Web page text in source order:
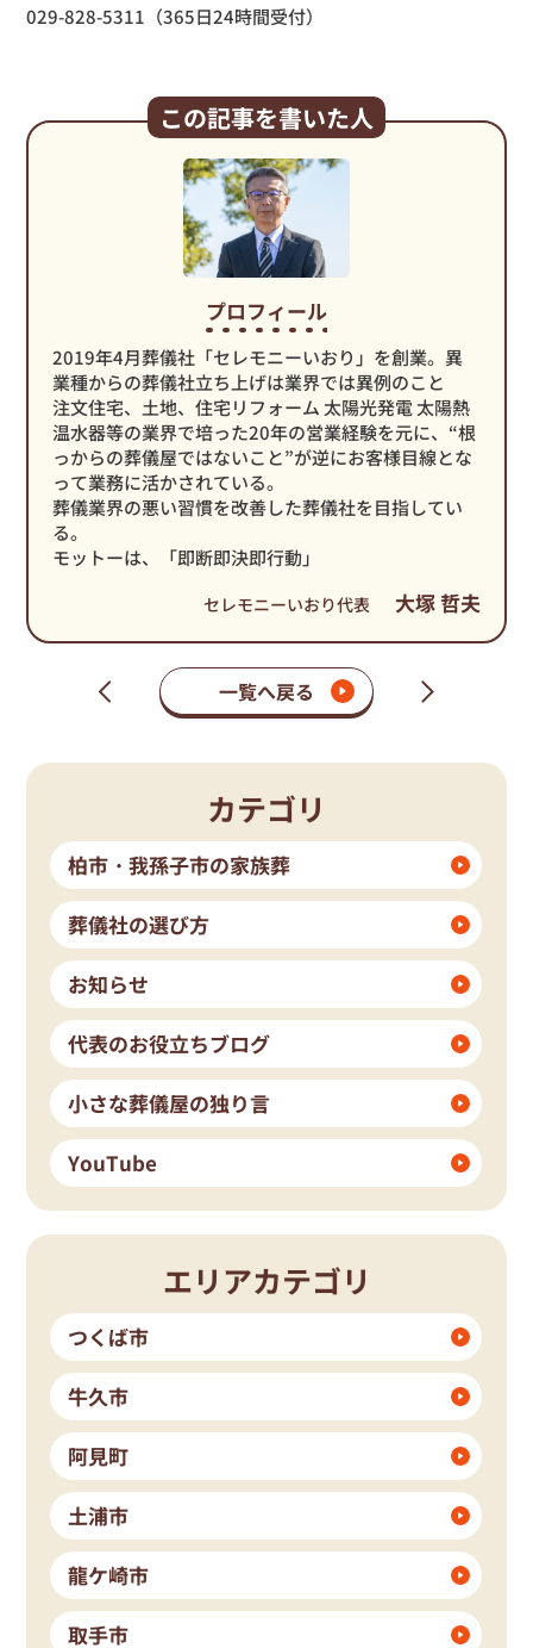
029-828-5311（365日24時間受付）
この記事を書いた人
プロフィール
2019年4月葬儀社「セレモニーいおり」を創業。異
業種からの葬儀社立ち上げは業界では異例のこと
注文住宅、土地、住宅リフォーム 太陽光発電 太陽熱
温水器等の業界で培った20年の営業経験を元に、“根
っからの葬儀屋ではないこと”が逆にお客様目線とな
って業務に活かされている。
葬儀業界の悪い習慣を改善した葬儀社を目指してい
る。
モットーは、「即断即決即行動」
セレモニーいおり代表 大塚 哲夫
ー
一覧へ戻る
前
ー
カテゴリ
柏市・我孫子市の家族葬
葬儀社の選び方
お知らせ
代表のお役立ちブログ
小さな葬儀屋の独り言
YouTube
エリアカテゴリ
つくば市
牛久市
阿見町
土浦市
龍ケ崎市
取手市